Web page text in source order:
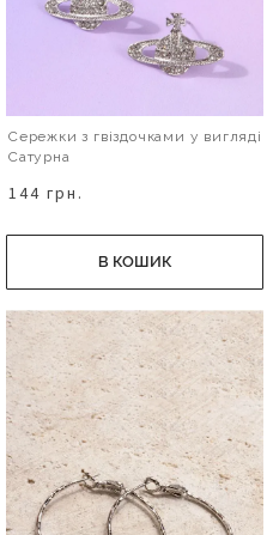
Сережки з гвіздочками у вигляді
Сатурна
144 грн.
В КОШИК